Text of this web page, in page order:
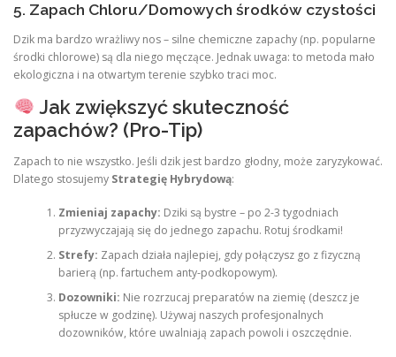
5. Zapach Chloru/Domowych środków czystości
Dzik ma bardzo wrażliwy nos – silne chemiczne zapachy (np. popularne
środki chlorowe) są dla niego męczące. Jednak uwaga: to metoda mało
ekologiczna i na otwartym terenie szybko traci moc.
Jak zwiększyć skuteczność
zapachów? (Pro-Tip)
Zapach to nie wszystko. Jeśli dzik jest bardzo głodny, może zaryzykować.
Dlatego stosujemy Strategię Hybrydową:
Zmieniaj zapachy: Dziki są bystre – po 2-3 tygodniach
przyzwyczajają się do jednego zapachu. Rotuj środkami!
Strefy: Zapach działa najlepiej, gdy połączysz go z fizyczną
barierą (np. fartuchem anty-podkopowym).
Dozowniki: Nie rozrzucaj preparatów na ziemię (deszcz je
spłucze w godzinę). Używaj naszych profesjonalnych
dozowników, które uwalniają zapach powoli i oszczędnie.